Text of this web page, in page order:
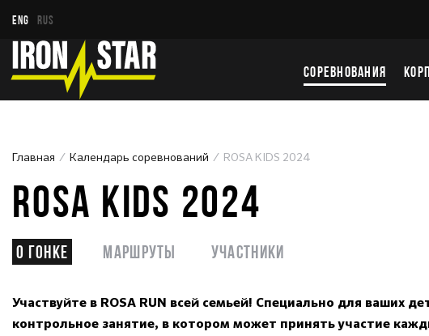
ENG RUS
СОРЕВНОВАНИЯ
Главная Календарь соревнований ROSA KIDS 2024
ROSA KIDS 2024
О гонке Маршруты Участники
Участвуйте в ROSA RUN всей семьей! Специально для ваших
контрольное занятие, в котором может принять участие